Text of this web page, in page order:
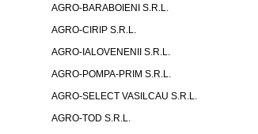
AGRO-BARABOIENI S.R.L.
AGRO-CIRIP S.R.L.
AGRO-IALOVENENII S.R.L.
AGRO-POMPA-PRIM S.R.L.
AGRO-SELECT VASILCAU S.R.L.
AGRO-TOD S.R.L.